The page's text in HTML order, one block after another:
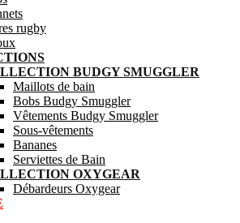
rugby
BUDGY SMUGGLER
Maillots de bain
Bobs Budgy Smuggler
Vêtements Budgy Smuggler
Sous-vêtements
Bananes
Serviettes de Bain
OXYGEAR
Débardeurs Oxygear